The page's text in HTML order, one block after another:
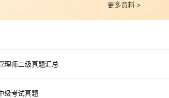
更多资料 >
理师二级真题汇总
级考试真题